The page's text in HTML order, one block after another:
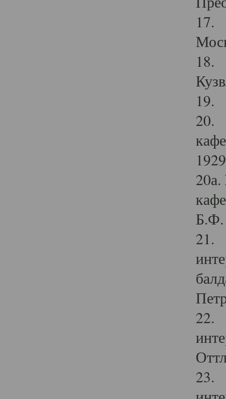
17.
18.
19.
20.
Б.Ф.
21.
22.
23.